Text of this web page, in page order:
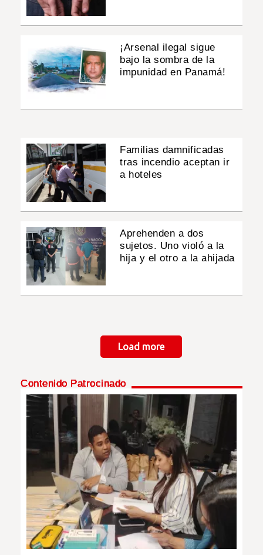
¡Arsenal ilegal sigue
bajo la sombra de la
impunidad en Panamá!
Familias damnificadas
tras incendio aceptan ir
a hoteles
Aprehenden a dos
sujetos. Uno violó a la
hija y el otro a la ahijada
Load more
Contenido Patrocinado